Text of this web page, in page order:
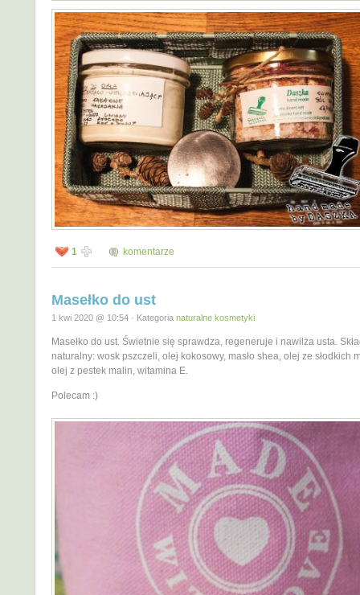
1 komentarze
Masełko do ust
1 kwi 2020 @ 10:54 · Kategoria naturalne kosmetyki
Masełko do ust. Świetnie się sprawdza, regeneruje i nawilża usta.
naturalny: wosk pszczeli, olej kokosowy, masło shea, olej ze słodkich
olej z pestek malin, witamina E.
Polecam :)